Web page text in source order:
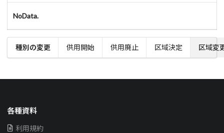
NoData.
種別の変更 供用開始 供用廃止 区域決定 区域変
各種資料
利用規約